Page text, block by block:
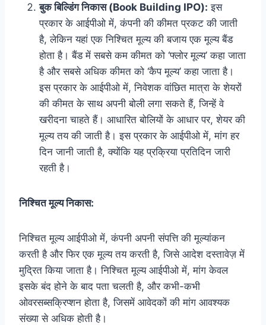
बुक बिल्डिंग निकास (Book Building IPO): इस
प्रकार के आईपीओ में, कंपनी की कीमत प्रकट की जाती
है, लेकिन यहां एक निश्चित मूल्य की बजाय एक मूल्य बैंड
होता है। बैंड में सबसे कम कीमत को ‘फ्लोर मूल्य’ कहा जाता
है और सबसे अधिक कीमत को ‘कैप मूल्य’ कहा जाता है।
इस प्रकार के आईपीओ में, निवेशक वांछित मात्रा के शेयरों
की कीमत के साथ अपनी बोली लगा सकते हैं, जिन्हें वे
खरीदना चाहते हैं। आधारित बोलियों के आधार पर, शेयर की
मूल्य तय की जाती है। इस प्रकार के आईपीओ में, मांग हर
दिन जानी जाती है, क्योंकि यह प्रक्रिया प्रतिदिन जारी
रहती है।
निश्चित मूल्य निकास:
निश्चित मूल्य आईपीओ में, कंपनी अपनी संपत्ति की मूल्यांकन
करती है और फिर एक मूल्य तय करती है, जिसे आदेश दस्तावेज़ में
मुद्रित किया जाता है। निश्चित मूल्य आईपीओ में, मांग केवल
इसके बंद होने के बाद पता चलती है, और कभी-कभी
ओवरसब्सक्रिप्शन होता है, जिसमें आवेदकों की मांग आवश्यक
संख्या से अधिक होती है।